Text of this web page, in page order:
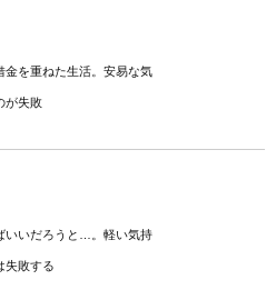
金を重ねた生活。安易な気
が失敗
いいだろうと…。軽い気持
失敗する